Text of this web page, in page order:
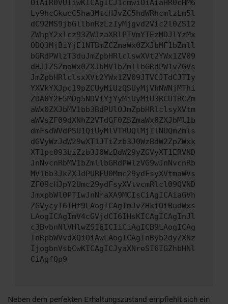
OiAiR0VUIiwKICAgICJ1cmwiOiAiaHR0cHM6
Ly9hcGkueC5ha3MtcHJvZC5hdWRhcmlzLm5l
dC92MS9jbGllbnRzLzIyMjgvd2Vic2l0ZS12
ZWhpY2xlcz93ZWJzaXRlPTVmYTEzMDJlYzMx
ODQ3MjBiYjE1NTBmZCZmaWx0ZXJbMF1bZmll
bGRdPWlzT3duJmZpbHRlclswXVt2YWx1ZV09
dHJ1ZSZmaWx0ZXJbMV1bZmllbGRdPW1vZGVs
JmZpbHRlclsxXVt2YWx1ZV09JTVCJTdCJTIy
YXVkYXJpc19pZCUyMiUzQSUyMjVhNWNjMThi
ZDA0Y2E5MDg5NDViYjYyMiUyMiU3RCU1RCZm
aWx0ZXJbMV1bb3BdPUlOJmZpbHRlclsyXVtm
aWVsZF09dXNhZ2VTdGF0ZSZmaWx0ZXJbMl1b
dmFsdWVdPSU1QiUyMlVTRUQlMjIlNUQmZmls
dGVyWzJdW29wXT1JTiZzb3J0WzBdW2ZpZWxk
XT1pc093biZzb3J0WzBdW29yZGVyXT1ERVND
JnNvcnRbMV1bZmllbGRdPWlzVG9wJnNvcnRb
MV1bb3JkZXJdPURFU0Mmc29ydFsyXVtmaWVs
ZF09cHJpY2Umc29ydFsyXVtvcmRlcl09QVND
JmxpbWl0PTIwJnNraXA9MCIsCiAgICAiaGVh
ZGVycyI6IHt9LAogICAgImJvZHkiOiBudWxs
LAogICAgImV4cGVjdCI6IHsKICAgICAgInJl
c3BvbnNlVHlwZSI6ICIiCiAgICB9LAogICAg
InRpbWVvdXQiOiAwLAogICAgInByb2dyZXNz
IjogbnVsbCwKICAgICJyaXNreSI6IGZhbHNl
CiAgfQp9
Neben dem perfekten Erhaltungszustand empfiehlt sich ein